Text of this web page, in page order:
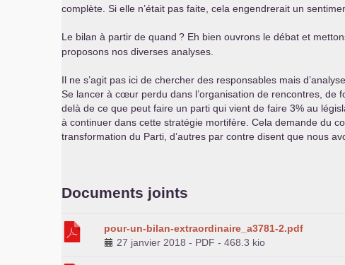
complète. Si elle n’était pas faite, cela engendrerait un
Le bilan à partir de quand ? Eh bien ouvrons le débat et
proposons nos diverses analyses.
Il ne s’agit pas ici de chercher des responsables mais
Se lancer à cœur perdu dans l’organisation de rencontres, de
delà de ce que peut faire un parti qui vient de faire 3% au
à continuer dans cette stratégie mortifère. Cela demande du
transformation du Parti, d’autres par contre disent que nous
Documents joints
pour-un-bilan-extraordinaire_a3781-2.pdf
27 janvier 2018 - PDF - 468.3 kio